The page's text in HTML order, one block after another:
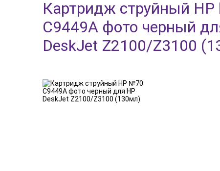
Картридж струйный
C9449A фото черный
DeskJet Z2100/Z3100